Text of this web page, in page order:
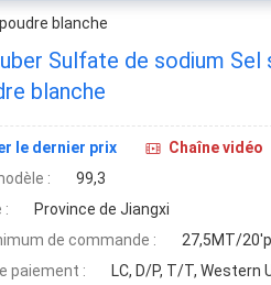
blanche
Sulfate de sodium
blanche
le dernier prix
Chaîne vidéo
:
99,3
:
Province de Jiangxi
de commande :
27,5MT/
paiement :
LC, D/P, T/T, Western